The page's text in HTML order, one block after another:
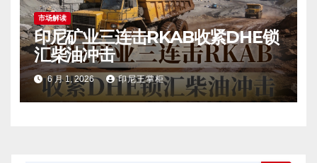
市场解读
印尼矿业三连击RKAB收紧DHE锁
汇柴油冲击
6 月 1, 2026 印尼王掌柜